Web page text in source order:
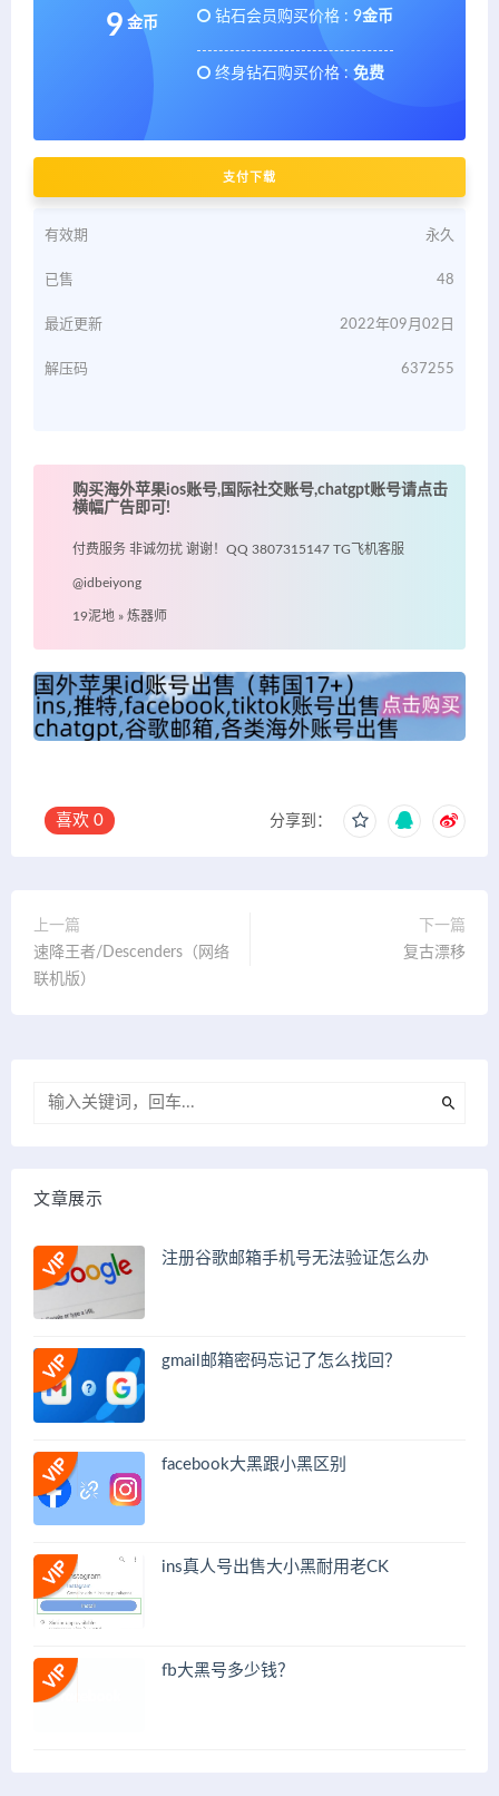
9 金币 钻石会员购买价格 : 9金币
终身钻石购买价格 : 免费
支付下载
有效期 永久
已售 48
最近更新 2022年09月02日
解压码 637255
购买海外苹果ios账号,国际社交账号,chatgpt账号请点击
横幅广告即可!
付费服务 非诚勿扰 谢谢！QQ 3807315147 TG飞机客服
@idbeiyong
19泥地 » 炼器师
喜欢 0 分享到：
上一篇
速降王者/Descenders（网络
联机版）
下一篇
复古漂移
文章展示
注册谷歌邮箱手机号无法验证怎么办
gmail邮箱密码忘记了怎么找回？
facebook大黑跟小黑区别
ins真人号出售大小黑耐用老CK
fb大黑号多少钱？